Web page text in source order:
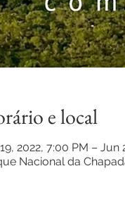
e local
2022, 7:00 PM – Jun
Nacional da